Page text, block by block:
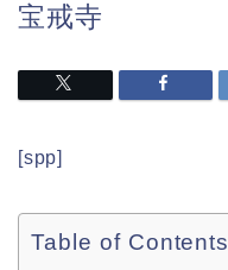
宝戒寺
[spp]
Table of Contents